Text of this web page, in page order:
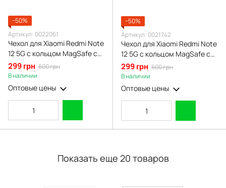
−50%
Артикул: 0022061
Чехол для Xiaomi Redmi Note
12 5G с кольцом MagSafe с
золотой окантовкой на
сяоми редми нот 12
черничный gs1
299 грн 600 грн
В наличии
Оптовые цены
−50%
Артикул: 0021742
Чехол для Xiaomi Redmi Note
12 5G с кольцом MagSafe с
золотой окантовкой на
редми нот 12 черничный gs1
299 грн 600 грн
В наличии
Оптовые цены
Показать еще 20 товаров